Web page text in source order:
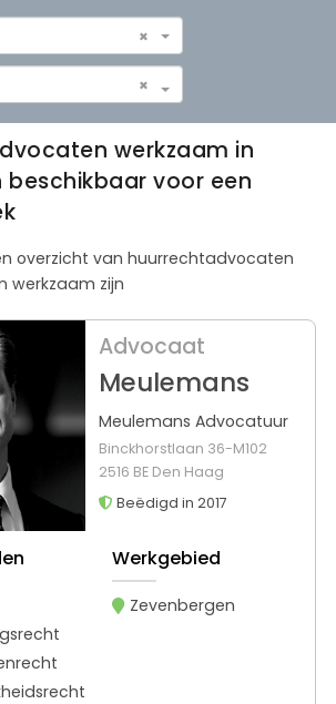
×
×
werkzaam in
beschikbaar voor een
overzicht van huurrechtadvocaten
werkzaam zijn
Advocaat
Meulemans
Meulemans Advocatuur
Binckhorstlaan 36-M102
2516 BE Den Haag
Beëdigd in 2017
Werkgebied
Zevenbergen